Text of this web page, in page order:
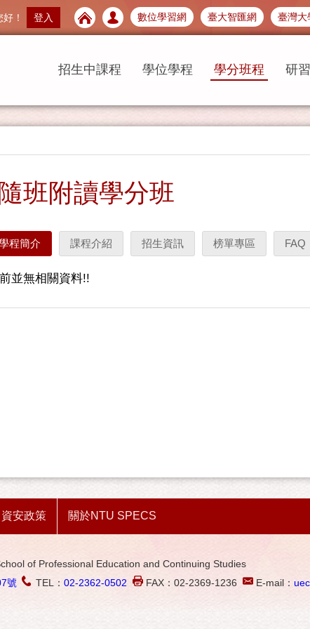
數位學習網 臺大智匯網 臺灣大
！ 登入
招生中課程 學位學程 學分班程 研
隨班附讀學分班
程簡介 課程介紹 招生資訊 榜單專區 FAQ
並無相關資料!!
資安政策 關於NTU SPECS
of Professional Education and Continuing Studies
號 TEL： 02-2362-0502 FAX：02-2369-1236 E-mail：